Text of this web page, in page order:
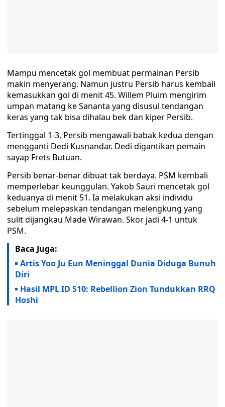
Mampu mencetak gol membuat permainan Persib
makin menyerang. Namun justru Persib harus kembali
kemasukkan gol di menit 45. Willem Pluim mengirim
umpan matang ke Sananta yang disusul tendangan
keras yang tak bisa dihalau bek dan kiper Persib.
Tertinggal 1-3, Persib mengawali babak kedua dengan
mengganti Dedi Kusnandar. Dedi digantikan pemain
sayap Frets Butuan.
Persib benar-benar dibuat tak berdaya. PSM kembali
memperlebar keunggulan. Yakob Sauri mencetak gol
keduanya di menit 51. Ia melakukan aksi individu
sebelum melepaskan tendangan melengkung yang
sulit dijangkau Made Wirawan. Skor jadi 4-1 untuk
PSM.
Baca Juga:
Artis Yoo Ju Eun Meninggal Dunia Diduga Bunuh
Diri
Hasil MPL ID S10: Rebellion Zion Tundukkan RRQ
Hoshi